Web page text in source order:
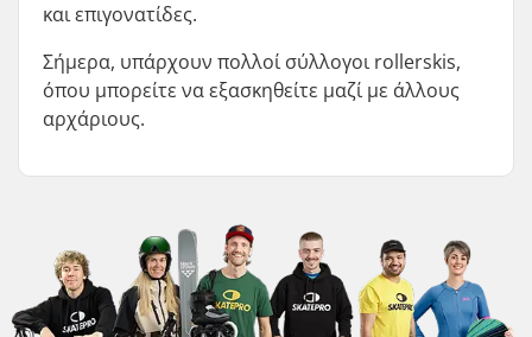
και επιγονατίδες.
Σήμερα, υπάρχουν πολλοί σύλλογοι rollerskis,
όπου μπορείτε να εξασκηθείτε μαζί με άλλους
αρχάριους.